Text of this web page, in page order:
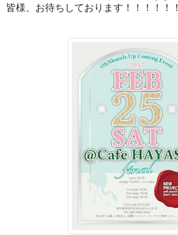
皆様、お待ちしております！！！！！！